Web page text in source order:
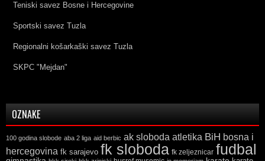
Teniski savez Bosne i Hercegovine
Sportski savez Tuzla
Regionalni košarkaški savez Tuzla
SKPC "Mejdan"
OZNAKE
100 godina slobode aba 2 liga aid berbic ak sloboda atletika BiH bosna i
hercegovina fk sarajevo fk sloboda fk zeljeznicar fudbal